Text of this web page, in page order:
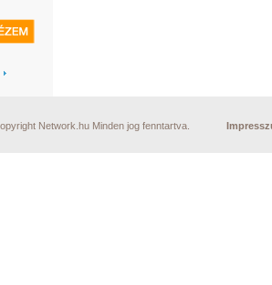
Network.hu Minden jog fenntartva.